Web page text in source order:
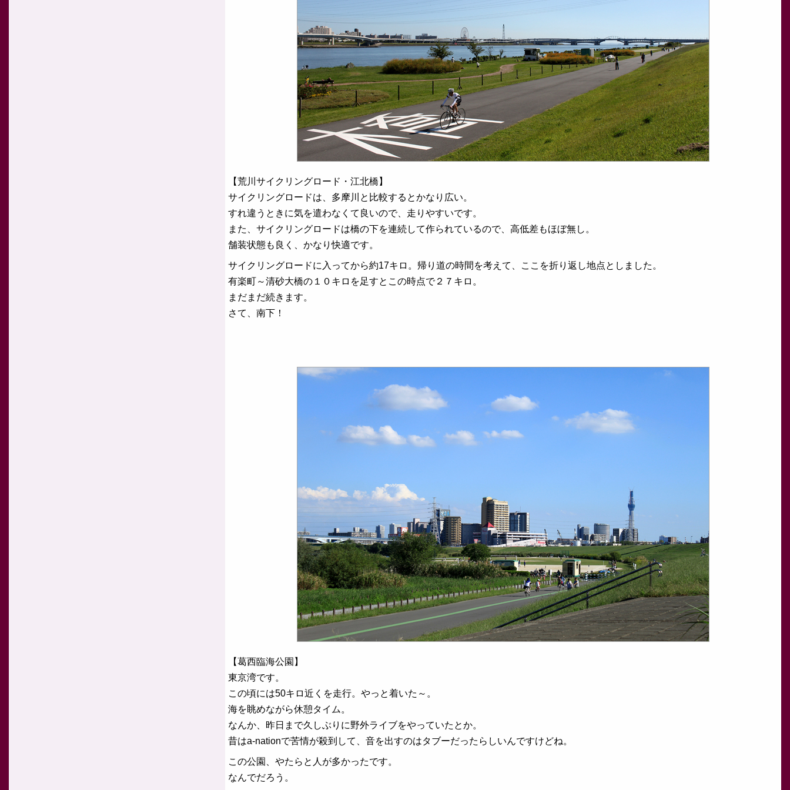
【荒川サイクリングロード・江北橋】
サイクリングロードは、多摩川と比較するとかなり広い。
すれ違うときに気を遣わなくて良いので、走りやすいです。
また、サイクリングロードは橋の下を連続して作られているので、高低差もほぼ無し。
舗装状態も良く、かなり快適です。
サイクリングロードに入ってから約17キロ。帰り道の時間を考えて、ここを折り返し地点としました。
有楽町～清砂大橋の１０キロを足すとこの時点で２７キロ。
まだまだ続きます。
さて、南下！
【葛西臨海公園】
東京湾です。
この頃には50キロ近くを走行。やっと着いた～。
海を眺めながら休憩タイム。
なんか、昨日まで久しぶりに野外ライブをやっていたとか。
昔はa-nationで苦情が殺到して、音を出すのはタブーだったらしいんですけどね。
この公園、やたらと人が多かったです。
なんでだろう。